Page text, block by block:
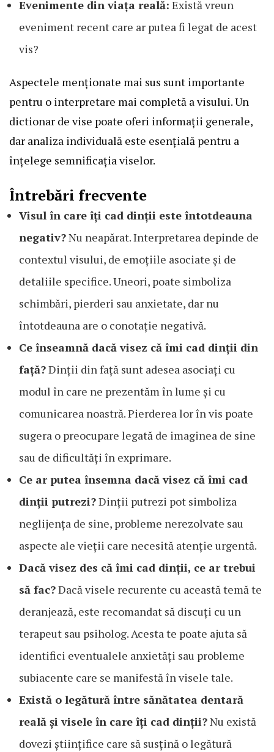
Evenimente din viața reală: Există vreun
eveniment recent care ar putea fi legat de acest
vis?
Aspectele menționate mai sus sunt importante
pentru o interpretare mai completă a visului. Un
dictionar de vise poate oferi informații generale,
dar analiza individuală este esențială pentru a
înțelege semnificația viselor.
Întrebări frecvente
Visul în care îți cad dinții este întotdeauna
negativ?Nu neapărat. Interpretarea depinde de
contextul visului, de emoțiile asociate și de
detaliile specifice. Uneori, poate simboliza
schimbări, pierderi sau anxietate, dar nu
întotdeauna are o conotație negativă.
Ce înseamnă dacă visez că îmi cad dinții din
față?Dinții din față sunt adesea asociați cu
modul în care ne prezentăm în lume și cu
comunicarea noastră. Pierderea lor în vis poate
sugera o preocupare legată de imaginea de sine
sau de dificultăți în exprimare.
Ce ar putea însemna dacă visez că îmi cad
dinții putrezi?Dinții putrezi pot simboliza
neglijența de sine, probleme nerezolvate sau
aspecte ale vieții care necesită atenție urgentă.
Dacă visez des că îmi cad dinții, ce ar trebui
să fac?Dacă visele recurente cu această temă te
deranjează, este recomandat să discuți cu un
terapeut sau psiholog. Acesta te poate ajuta să
identifici eventualele anxietăți sau probleme
subiacente care se manifestă în visele tale.
Există o legătură între sănătatea dentară
reală și visele în care îți cad dinții?Nu există
dovezi științifice care să susțină o legătură